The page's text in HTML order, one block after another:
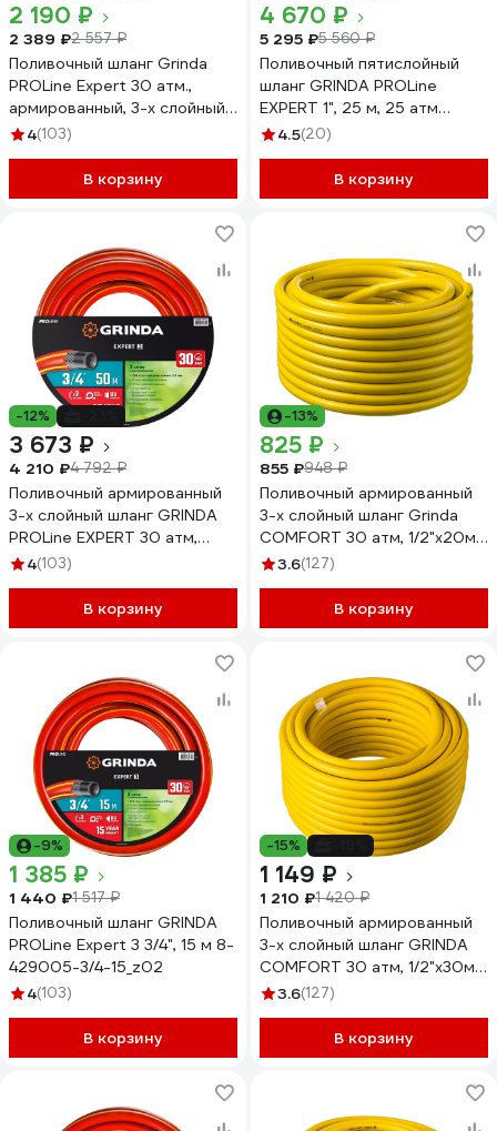
2 190 ₽
2 389 ₽2 557 ₽
Поливочный шланг Grinda
PROLine Expert 30 атм.,
армированный, 3-х слойный,
3/4х25м 8-429005-3/4-
4(103)
В корзину
4 670 ₽
5 295 ₽5 560 ₽
Поливочный пятислойный
шланг GRINDA PROLine
EXPERT 1", 25 м, 25 атм
429007-1-25
4.5(20)
В корзину
-12%
3 673 ₽
4 210 ₽4 792 ₽
Поливочный армированный
3-х слойный шланг GRINDA
PROLine EXPERT 30 атм,
3/4"х50м 8-429005-3/4-
4(103)
В корзину
-13%
825 ₽
855 ₽948 ₽
Поливочный армированный
3-х слойный шланг Grinda
COMFORT 30 атм, 1/2"х20м
8-429003-1/2-20_z02
3.6(127)
В корзину
-9%
1 385 ₽
1 440 ₽1 517 ₽
Поливочный шланг GRINDA
PROLine Expert 3 3/4", 15 м 8-
429005-3/4-15_z02
4(103)
В корзину
-15%
1 149 ₽
1 210 ₽1 420 ₽
Поливочный армированный
3-х слойный шланг GRINDA
COMFORT 30 атм, 1/2"х30м
8-429003-1/2-30_z02
3.6(127)
В корзину